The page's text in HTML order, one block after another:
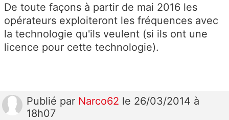
De toute façons à partir de mai 2016 les
opérateurs exploiteront les fréquences avec
la technologie qu'ils veulent (si ils ont une
licence pour cette technologie).
Publié par Narco62 le 26/03/2014 à
18h07